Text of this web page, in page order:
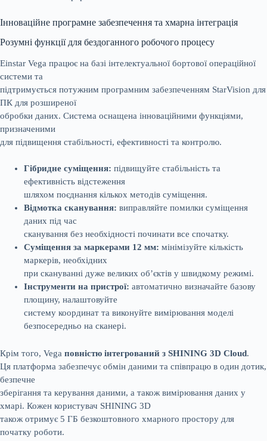
Інноваційне програмне забезпечення та хмарна інтеграція
Розумні функції для бездоганного робочого процесу
Einstar Vega працює на базі інтелектуальної бортової операційної
системи та
підтримується потужним програмним забезпеченням StarVision для
ПК для розширеної
обробки даних. Система оснащена інноваційними функціями,
призначеними
для підвищення стабільності, ефективності та контролю.
Гібридне суміщення: підвищуйте стабільність та
ефективність відстеження
шляхом поєднання кількох методів суміщення.
Відмотка сканування: виправляйте помилки суміщення
даних під час
сканування без необхідності починати все спочатку.
Суміщення за маркерами 12 мм: мінімізуйте кількість
маркерів, необхідних
при скануванні дуже великих об’єктів у швидкому режимі.
Інструменти на пристрої: автоматично визначайте базову
площину, налаштовуйте
систему координат та виконуйте вимірювання моделі
безпосередньо на сканері.
Крім того, Vega повністю інтегрований з SHINING 3D Cloud.
Ця платформа забезпечує обмін даними та співпрацю в один дотик,
безпечне
зберігання та керування даними, а також вимірювання даних у
хмарі. Кожен користувач SHINING 3D
також отримує 5 ГБ безкоштовного хмарного простору для
початку роботи.